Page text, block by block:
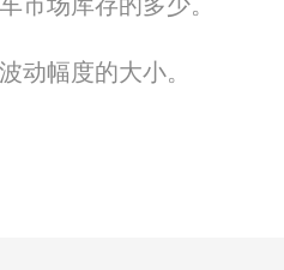
动幅度的大小。